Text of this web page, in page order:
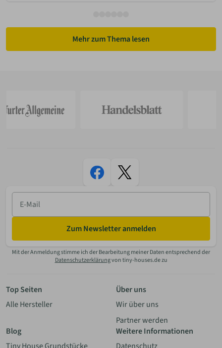
Mehr zum Thema lesen
E-
Mail
Zum Newsletter anmelden
Mit der Anmeldung stimme ich der Bearbeitung meiner Daten entsprechend der
Datenschutzerklärungvon tiny-houses.de zu
Top Seiten
Alle Hersteller
Über uns
Wir über uns
Partner werden
Blog
Weitere Informationen